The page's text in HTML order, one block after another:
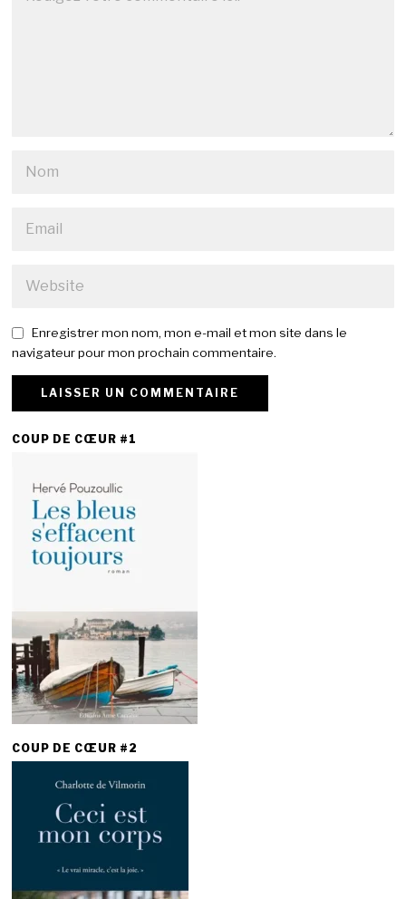
Enregistrer mon nom, mon e-mail et mon site dans le
navigateur pour mon prochain commentaire.
COUP DE CŒUR #1
COUP DE CŒUR #2